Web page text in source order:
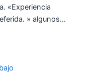
«Experiencia
» algunos…